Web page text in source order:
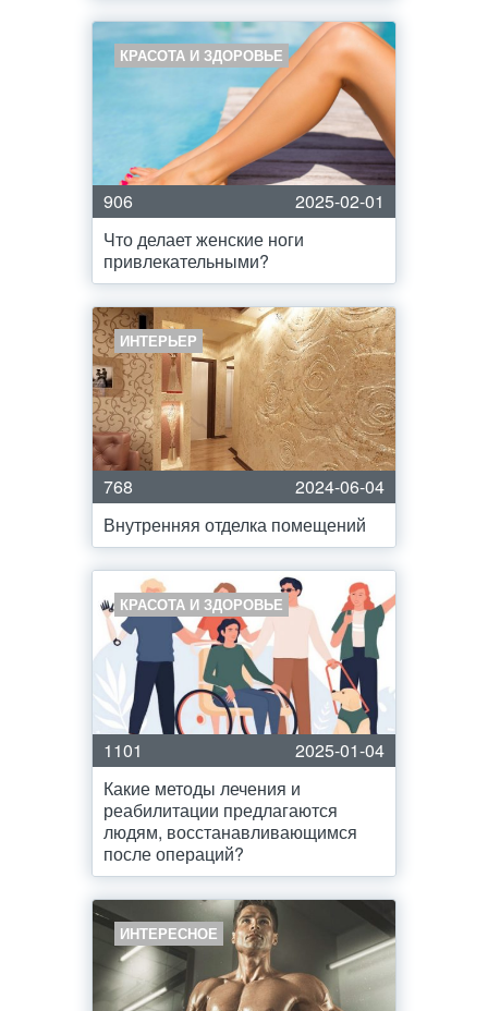
КРАСОТА И ЗДОРОВЬЕ
906
2025-02-01
Что делает женские ноги
привлекательными?
ИНТЕРЬЕР
768
2024-06-04
Внутренняя отделка помещений
КРАСОТА И ЗДОРОВЬЕ
1101
2025-01-04
Какие методы лечения и
реабилитации предлагаются
людям, восстанавливающимся
после операций?
ИНТЕРЕСНОЕ